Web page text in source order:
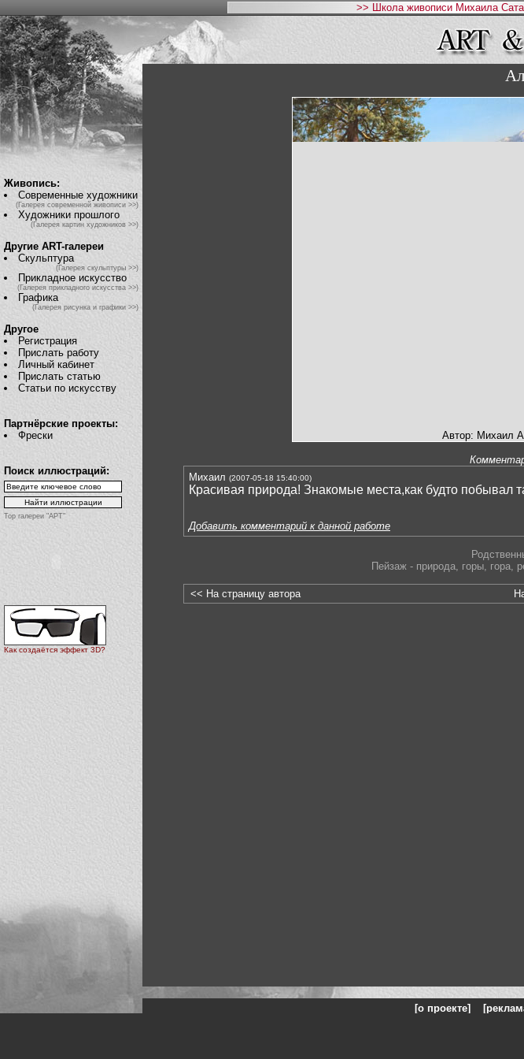
>> Школа живописи Михаила
Живопись:
Современные художники
(Галерея современной живописи >>)
Художники прошлого
(Галерея картин художников >>)
Другие ART-галереи
Скульптура
(Галерея скульптуры >>)
Прикладное искусство
(Галерея прикладного искусства >>)
Графика
(Галерея рисунка и графики >>)
Другое
Регистрация
Прислать работу
Личный кабинет
Прислать статью
Статьи по искусству
Партнёрские проекты:
Фрески
Поиск иллюстраций:
Top галереи "АРТ"
Как создаётся эффект 3D?
Автор: Михаил
Михаил (2007-05-18 15:40:00)
Красивая природа! Знакомые места,как будто побывал
Добавить комментарий к данной работе
Пейзаж - природа, горы, гора,
<< На страницу автора
[о проекте]